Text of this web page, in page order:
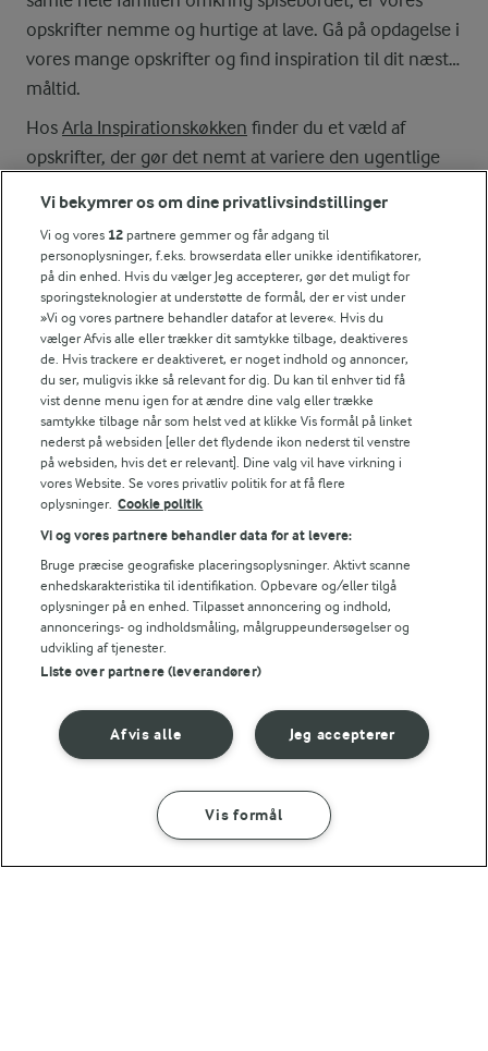
opskrifter nemme og hurtige at lave. Gå på opdagelse i
vores mange opskrifter og find inspiration til dit næste
måltid.
Hos Arla Inspirationskøkken finder du et væld af
opskrifter, der gør det nemt at variere den ugentlige
idéer i køkkenet.
Se alle vores opskrifter
Popularitet
1 TIME 30 MIN
Italiensk farsrulle
30 MIN
Chili con carne -
børnevenlig
Vi bekymrer os om dine privatlivsindstillinger
Vi og vores 12 partnere gemmer og får adgang til
personoplysninger, f.eks. browserdata eller unikke identifikatorer,
på din enhed. Hvis du vælger Jeg accepterer, gør det muligt for
sporingsteknologier at understøtte de formål, der er vist under
»Vi og vores partnere behandler datafor at levere«. Hvis du
vælger Afvis alle eller trækker dit samtykke tilbage, deaktiveres
de. Hvis trackere er deaktiveret, er noget indhold og annoncer,
du ser, muligvis ikke så relevant for dig. Du kan til enhver tid få
vist denne menu igen for at ændre dine valg eller trække
samtykke tilbage når som helst ved at klikke Vis formål på linket
nederst på websiden [eller det flydende ikon nederst til venstre
på websiden, hvis det er relevant]. Dine valg vil have virkning i
vores Website. Se vores privatliv politik for at få flere
oplysninger. Cookie politik
Vi og vores partnere behandler data for at levere:
Bruge præcise geografiske placeringsoplysninger. Aktivt scanne
enhedskarakteristika til identifikation. Opbevare og/eller tilgå
oplysninger på en enhed. Tilpasset annoncering og indhold,
annoncerings- og indholdsmåling, målgruppeundersøgelser og
udvikling af tjenester.
Liste over partnere (leverandører)
Jeg accepterer
Afvis alle
Vis formål